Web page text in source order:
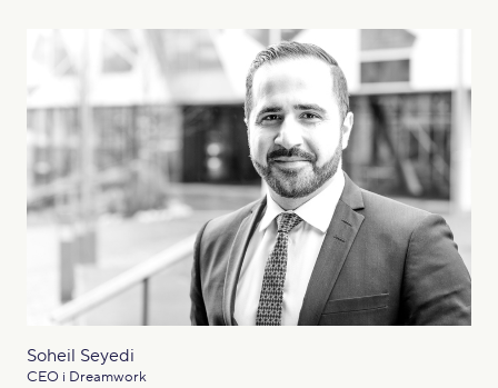
Soheil Seyedi
CEO i Dreamwork